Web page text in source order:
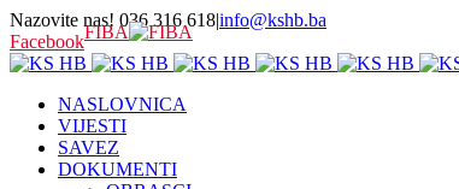
Nazovite nas! 036 316 618|info@kshb.ba
FacebookFIBA
NASLOVNICA
VIJESTI
SAVEZ
DOKUMENTI